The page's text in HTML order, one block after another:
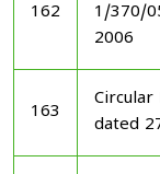
162
1/370/
2006
163
Circular
dated